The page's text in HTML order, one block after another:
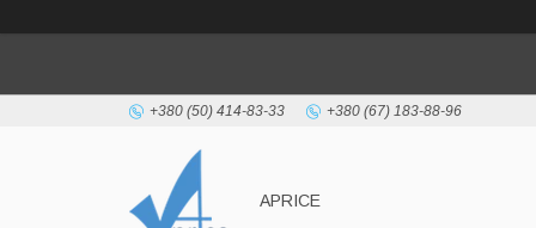
+380 (50) 414-83-33 +380 (67) 183-88-96
APRICE